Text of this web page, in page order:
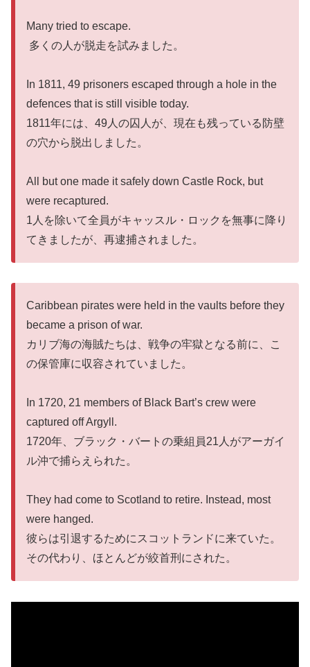
Many tried to escape.
多くの人が脱走を試みました。
In 1811, 49 prisoners escaped through a hole in the
defences that is still visible today.
1811年には、49人の囚人が、現在も残っている防壁
の穴から脱出しました。
All but one made it safely down Castle Rock, but
were recaptured.
1人を除いて全員がキャッスル・ロックを無事に降り
てきましたが、再逮捕されました。
Caribbean pirates were held in the vaults before they
became a prison of war.
カリブ海の海賊たちは、戦争の牢獄となる前に、こ
の保管庫に収容されていました。
In 1720, 21 members of Black Bart’s crew were
captured off Argyll.
1720年、ブラック・バートの乗組員21人がアーガイ
ル沖で捕らえられた。
They had come to Scotland to retire. Instead, most
were hanged.
彼らは引退するためにスコットランドに来ていた。
その代わり、ほとんどが絞首刑にされた。